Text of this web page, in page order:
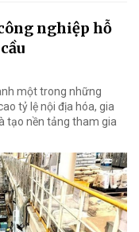
nghiệp hỗ
một trong những
tỷ lệ nội địa hóa, gia
tạo nền tảng tham gia